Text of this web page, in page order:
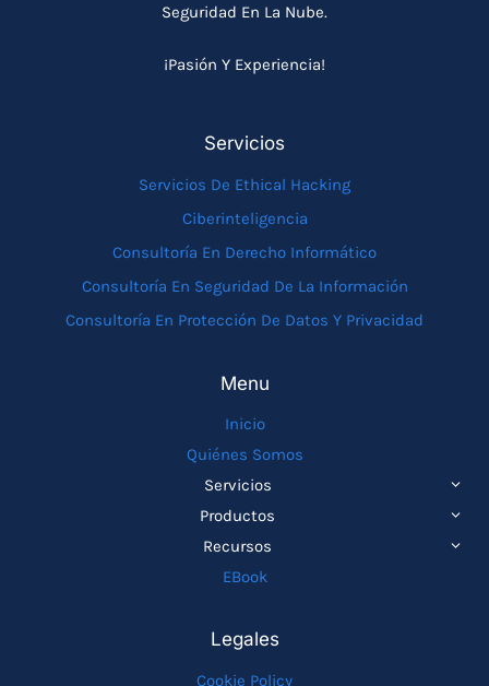
Seguridad En La Nube.
¡Pasión Y Experiencia!
Servicios
Servicios De Ethical Hacking
Ciberinteligencia
Consultoría En Derecho Informático
Consultoría En Seguridad De La Información
Consultoría En Protección De Datos Y Privacidad
Menu
Inicio
Quiénes Somos
Servicios
HIJO
Productos
HIJO
Recursos
EBook
Legales
Cookie Policy